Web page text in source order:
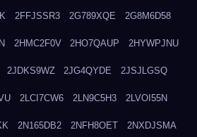
2FFJSSR3 2G789XQE 2G8M6D58
2HMC2F0V 2HO7QAUP 2HYWPJNU
2JDKS9WZ 2JG4QYDE 2JSJLGSQ
2LCI7CW6 2LN9C5H3 2LVOI55N
2N165DB2 2NFH8OET 2NXDJSMA